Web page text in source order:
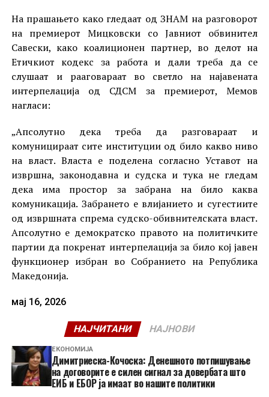
На прашањето како гледаат од ЗНАМ на разговорот
на премиерот Мицковски со Јавниот обвинител
Савески, како коалиционен партнер, во делот на
Етичкиот кодекс за работа и дали треба да се
слушаат и рааговараат во светло на најавената
интерпелација од СДСМ за премиерот, Мемов
нагласи:
„Апсолутно дека треба да разговараат и
комуницираат сите институции од било какво ниво
на власт. Власта е поделена согласно Уставот на
извршна, законодавна и судска и тука не гледам
дека има простор за забрана на било каква
комуникација. Забрането е влијанието и сугестиите
од извршната спрема судско-обивнителската власт.
Апсолутно е демократско правото на политичките
партии да покренат интерпелација за било кој јавен
функционер избран во Собранието на Република
Македонија.
мај 16, 2026
НАЈЧИТАНИ НАЈНОВИ
ЕКОНОМИЈА
Димитриеска-Кочоска: Денешното потпишување
на договорите е силен сигнал за довербата што
ЕИБ и ЕБОР ја имаат во нашите политики